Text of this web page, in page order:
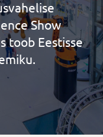
Show
toob Eestisse